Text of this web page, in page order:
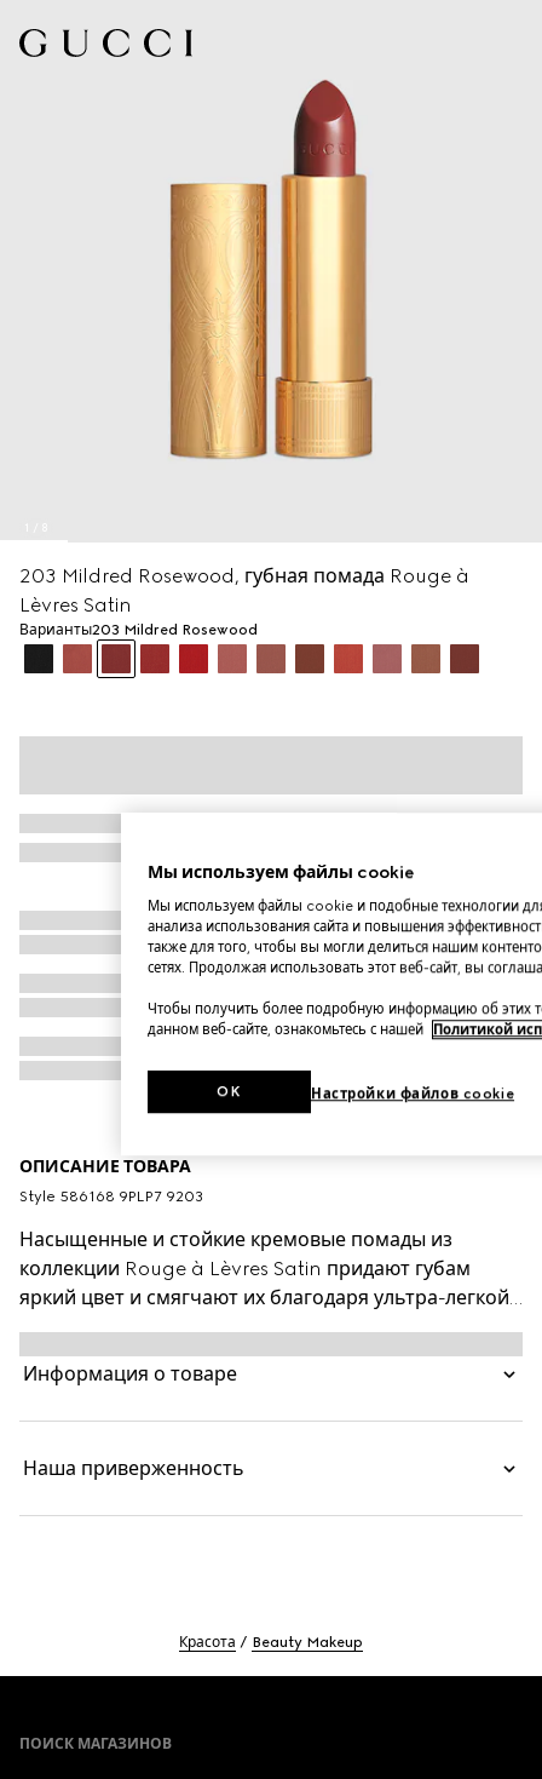
8
203 Mildred Rosewood, губная помада Rouge à
Lèvres Satin
Варианты203 Mildred Rosewood
ОПИСАНИЕ ТОВАРА
Style ‎586168 9PLP7 9203
Насыщенные и стойкие кремовые помады из
коллекции Rouge à Lèvres Satin придают губам
яркий цвет и смягчают их благодаря ультра-легкой
текстуре и увлажняющему эффекту. Серия
великолепных оттенков вдохновлена легендарными
голливудскими фильмами и персонажами
Дома — неограниченная свобода самовыражения с
Информация о товаре
Наша приверженность
Красота Beauty Makeup
ПОИСК МАГАЗИНОВ
Мы используем файлы cookie
Мы используем файлы cookie и подобные технологии
анализа использования сайта и повышения
также для того, чтобы вы могли делиться нашим
сетях. Продолжая использовать этот веб-сайт, вы
Чтобы получить более подробную информацию об этих
данном веб-сайте, ознакомьтесь с нашей
Политикой
Настройки файлов cookie
OK